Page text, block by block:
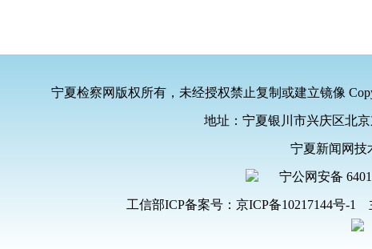
宁夏检察网版权所有，未经授权禁止复制或建立镜像
地址：宁夏银川市兴庆区北
宁夏新闻网技
宁公网安备
工信部ICP备案号：京ICP备10217144号-1